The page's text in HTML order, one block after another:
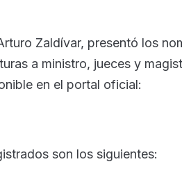
Zaldívar, presentó los
a ministro, jueces y
en el portal oficial:
son los siguientes: